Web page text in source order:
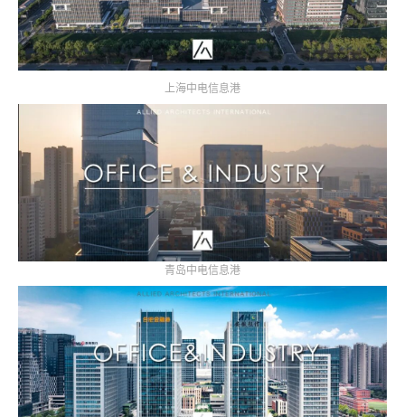
上海中电信息港
青岛中电信息港